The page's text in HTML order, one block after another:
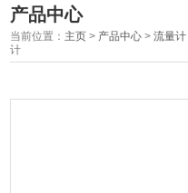
产品中心
当前位置： 主页 > 产品中心 >流量计
计